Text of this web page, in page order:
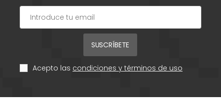
SUSCRÍBETE
Acepto las condiciones y términos de uso